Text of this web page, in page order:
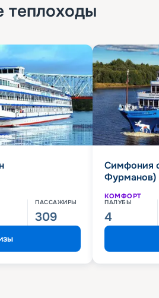
теплоходы
ПАССАЖИРЫ
309
Симфония
Фурманов)
КОМФОРТ
ПАЛУБЫ
4